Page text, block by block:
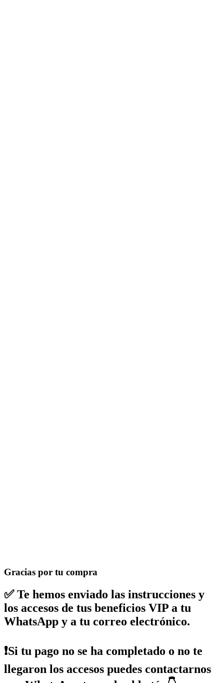
Gracias por tu compra
✅ Te hemos enviado las instrucciones y
los accesos de tus beneficios VIP a tu
WhatsApp y a tu correo electrónico.
❗Si tu pago no se ha completado o no te
llegaron los accesos puedes contactarnos